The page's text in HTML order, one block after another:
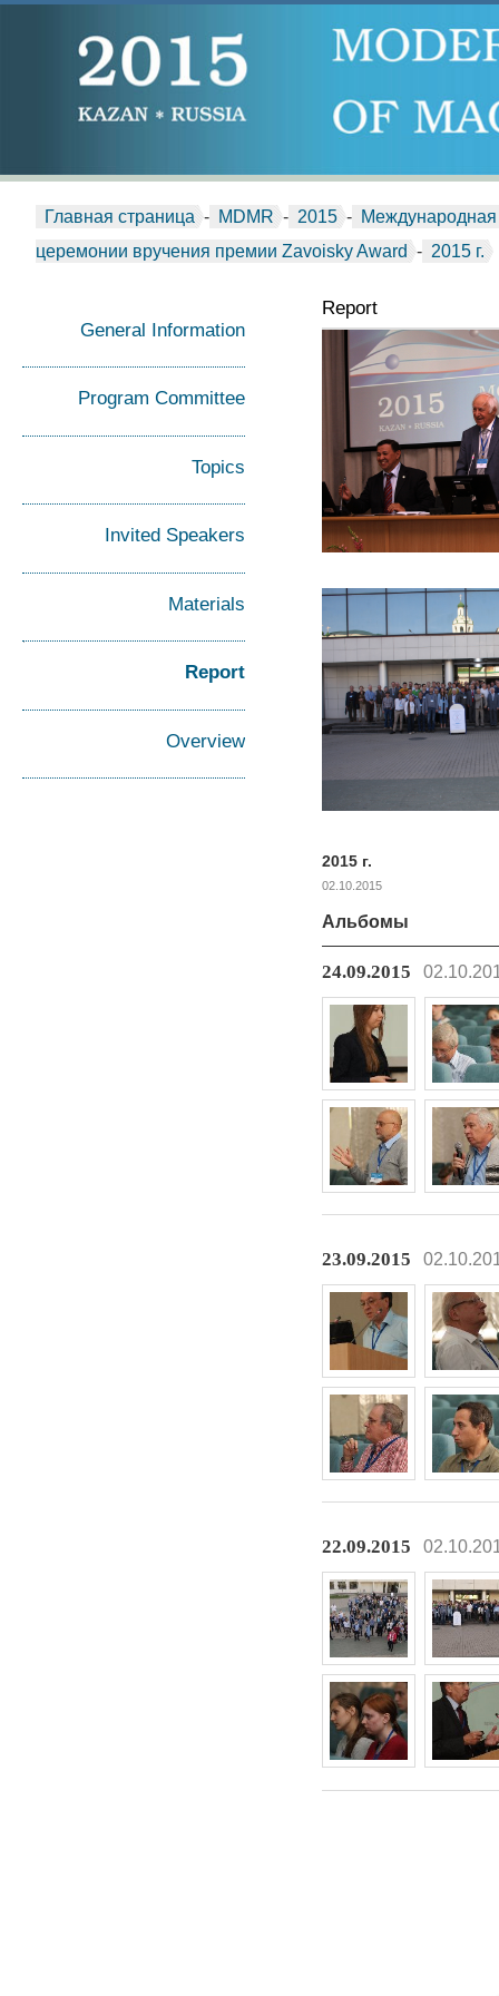
Главная страница - MDMR - 2015 - Международная
церемонии вручения премии Zavoisky Award - 2015 г.
General Information
Program Committee
Topics
Invited Speakers
Materials
Report
Overview
Report
2015 г.
02.10.2015
Альбомы
24.09.2015
23.09.2015
22.09.2015